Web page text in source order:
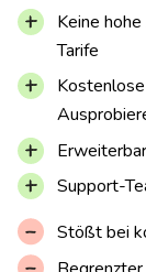
Keine
Tarife
Support-
Stößt bei